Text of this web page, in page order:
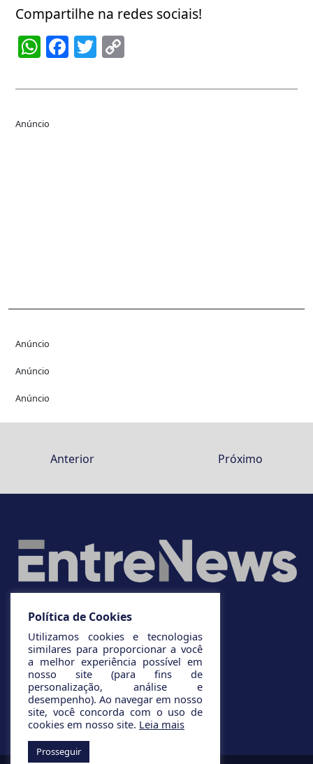
Compartilhe na redes sociais!
WhatsApp
Facebook
Twitter
Anúncio
Anúncio
Anúncio
Anúncio
Anterior Próximo
Política de Cookies
Utilizamos cookies e tecnologias
similares para proporcionar a você
a melhor experiência possível em
nosso site (para fins de
personalização, análise e
desempenho). Ao navegar em nosso
site, você concorda com o uso de
cookies em nosso site. Leia mais
Prosseguir